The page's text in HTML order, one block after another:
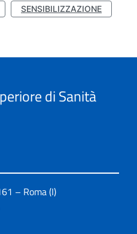
SENSIBILIZZAZIONE
di Sanità
– Roma (I)